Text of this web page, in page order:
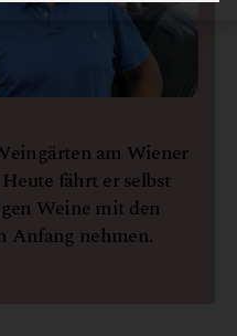
am Wiener
fährt er selbst
Weine mit den
Anfang nehmen.